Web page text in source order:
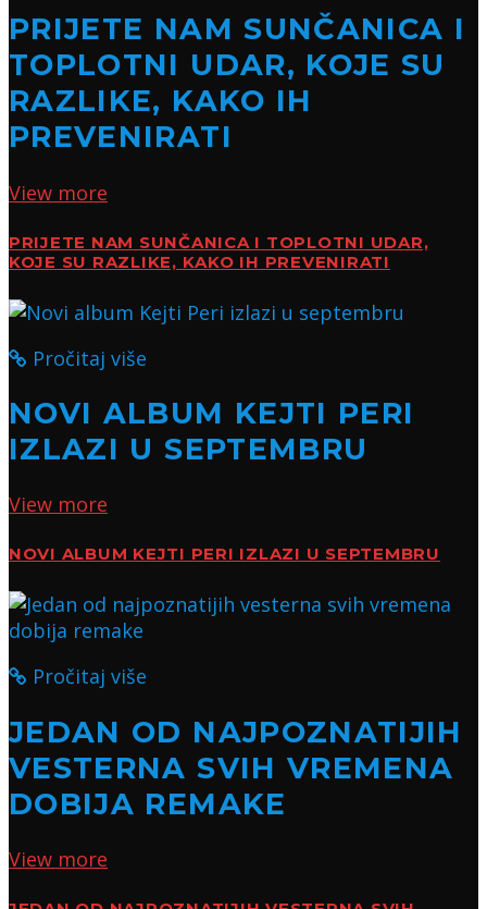
PRIJETE NAM SUNČANICA I
TOPLOTNI UDAR, KOJE SU
RAZLIKE, KAKO IH
PREVENIRATI
View more
PRIJETE NAM SUNČANICA I TOPLOTNI UDAR,
KOJE SU RAZLIKE, KAKO IH PREVENIRATI
Pročitaj više
NOVI ALBUM KEJTI PERI
IZLAZI U SEPTEMBRU
View more
NOVI ALBUM KEJTI PERI IZLAZI U SEPTEMBRU
Pročitaj više
JEDAN OD NAJPOZNATIJIH
VESTERNA SVIH VREMENA
DOBIJA REMAKE
View more